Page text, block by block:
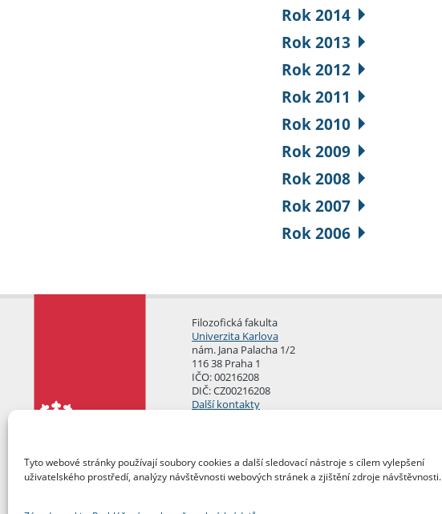
Tyto webové stránky používají soubory cookies a další sledovací nástroje s cílem vylepšení
uživatelského prostředí, analýzy návštěvnosti webových stránek a zjištění zdroje návštěvnosti.
Rok 2014
Rok 2013
Rok 2012
Rok 2011
Rok 2010
Rok 2009
Rok 2008
Rok 2007
Rok 2006
Filozofická fakulta
Univerzita Karlova
nám. Jana Palacha 1/2
116 38 Praha 1
IČO: 00216208
DIČ: CZ00216208
Další kontakty